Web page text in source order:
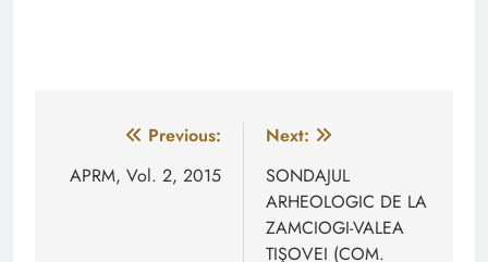
Navigare
în
Previous:
APRM, Vol. 2, 2015
Next:
SONDAJUL
ARHEOLOGIC DE LA
ZAMCIOGI-VALEA
TIŞOVEI (COM.